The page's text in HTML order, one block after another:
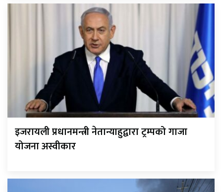
इजरायली प्रधानमन्त्री नेतान्याहुद्वारा ट्रम्पको गाजा
योजना अस्वीकार